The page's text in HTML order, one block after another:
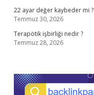
22 ayar değer kaybeder mi ?
Temmuz 30, 2026
Terapötik işbirliği nedir ?
Temmuz 28, 2026